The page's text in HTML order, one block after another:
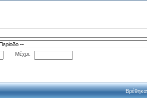
Μέχρι: